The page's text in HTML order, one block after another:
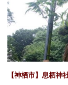
【神栖市】息栖神